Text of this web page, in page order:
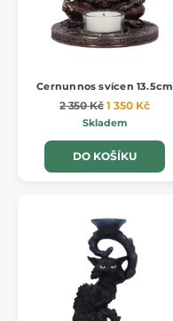
Cernunnos svícen 13.5cm
2 350 Kč 1 350 Kč
Skladem
DO KOŠÍKU